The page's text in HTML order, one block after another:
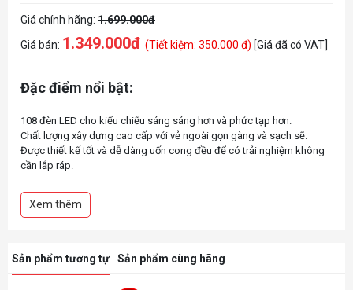
Giá chính hãng: 1.699.000đ
Giá bán: 1.349.000đ (Tiết kiệm: 350.000 đ) [Giá đã có VAT]
Đặc điểm nổi bật:
108 đèn LED cho kiểu chiếu sáng sáng hơn và phức tạp hơn.
Chất lượng xây dựng cao cấp với vẻ ngoài gọn gàng và sạch sẽ.
Được thiết kế tốt và dễ dàng uốn cong đều để có trải nghiệm không
cần lắp ráp.
3×8 PIN to 12+4-PIN
8 light guides
Xem thêm
Sản phẩm tương tự Sản phẩm cùng hãng